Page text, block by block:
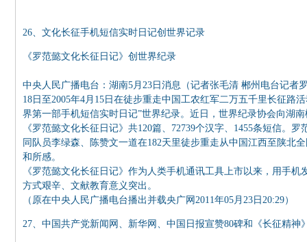
26、文化长征手机短信实时日记创世界记录
《罗范懿文化长征日记》创世界纪录
中央人民广播电台：湖南5月23日消息（记者张毛清 郴州电台记者
18日至2005年4月15日在徒步重走中国工农红军二万五千里长征路
界第一部手机短信实时日记”世界纪录。近日，世界纪录协会向湖
《罗范懿文化长征日记》共120篇、72739个汉字、1455条短信。
同队员李绿森、陈赞文一道在182天里徒步重走从中国江西至陕北
和所感。
《罗范懿文化长征日记》作为人类手机通讯工具上市以来，用手
方式艰辛、文献教育意义突出。
（原在中央人民广播电台播出并载央广网2011年05月23日20:29）
27、中国共产党新闻网、新华网、中国日报宣赞80碑和《长征精神